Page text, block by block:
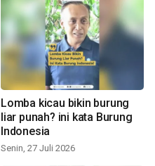
Lomba kicau bikin burung
liar punah? ini kata Burung
Indonesia
Senin, 27 Juli 2026